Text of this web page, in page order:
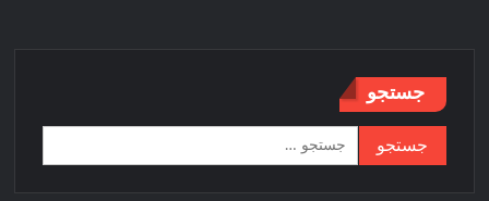
و
لوازم
خانگی
جستجو
برای: